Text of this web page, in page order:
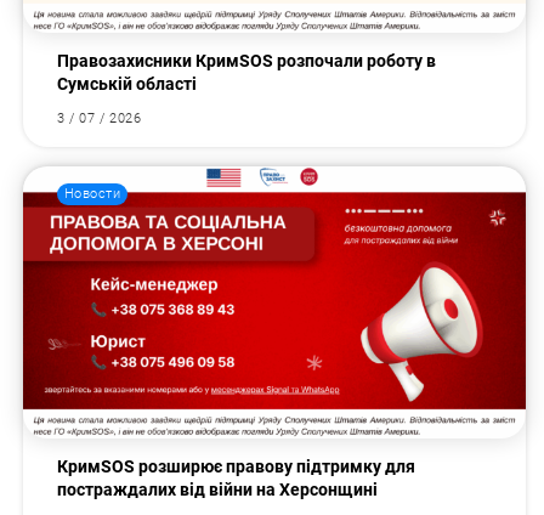
Правозахисники КримSOS розпочали роботу в
Сумській області
3 / 07 / 2026
Новости
КримSOS розширює правову підтримку для
постраждалих від війни на Херсонщині